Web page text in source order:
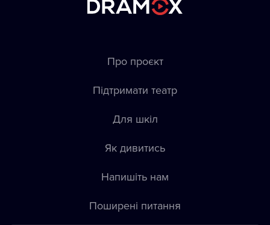
Про проєкт
Підтримати театр
Для шкіл
Як дивитись
Напишіть нам
Пoширені питання